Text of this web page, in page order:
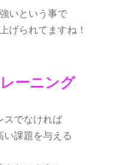
いという事で
げられてますね！
ーニング
スでなければ
い課題を与える